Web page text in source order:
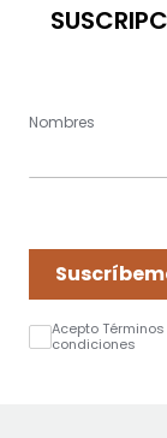
Nombres
Acepto Términos
condiciones